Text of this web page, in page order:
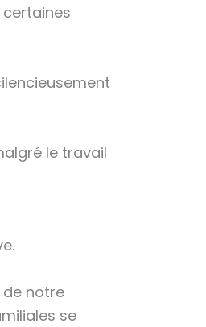
le travail
notre
se